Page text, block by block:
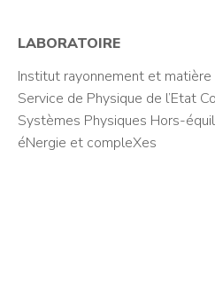
LABORATOIRE
Institut rayonnement et matière
Service de Physique de l’Etat
Systèmes Physiques Hors-
éNergie et compleXes